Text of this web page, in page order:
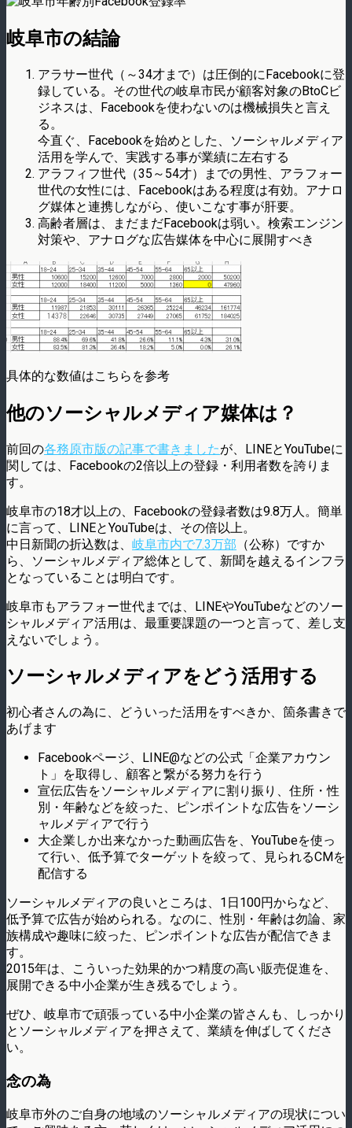
岐阜市の結論
アラサー世代（～34才まで）は圧倒的にFacebookに登
録している。その世代の岐阜市民が顧客対象のBtoCビ
ジネスは、Facebookを使わないのは機械損失と言え
る。
今直ぐ、Facebookを始めとした、ソーシャルメディア
活用を学んで、実践する事が業績に左右する
アラフィフ世代（35～54才）までの男性、アラフォー
世代の女性には、Facebookはある程度は有効。アナロ
グ媒体と連携しながら、使いこなす事が肝要。
高齢者層は、まだまだFacebookは弱い。検索エンジン
対策や、アナログな広告媒体を中心に展開すべき
具体的な数値はこちらを参考
他のソーシャルメディア媒体は？
前回の各務原市版の記事で書きましたが、LINEとYouTubeに
関しては、Facebookの2倍以上の登録・利用者数を誇りま
す。
岐阜市の18才以上の、Facebookの登録者数は9.8万人。簡単
に言って、LINEとYouTubeは、その倍以上。
中日新聞の折込数は、 岐阜市内で7.3万部 （公称）ですか
ら、ソーシャルメディア総体として、新聞を越えるインフラ
となっていることは明白です。
岐阜市もアラフォー世代までは、LINEやYouTubeなどのソー
シャルメディア活用は、最重要課題の一つと言って、差し支
えないでしょう。
ソーシャルメディアをどう活用する
初心者さんの為に、どういった活用をすべきか、箇条書きで
あげます
Facebookページ、LINE@などの公式「企業アカウン
ト」を取得し、顧客と繋がる努力を行う
宣伝広告をソーシャルメディアに割り振り、住所・性
別・年齢などを絞った、ピンポイントな広告をソーシ
ャルメディアで行う
大企業しか出来なかった動画広告を、YouTubeを使っ
て行い、低予算でターゲットを絞って、見られるCMを
配信する
ソーシャルメディアの良いところは、1日100円からなど、
低予算で広告が始められる。なのに、性別・年齢は勿論、家
族構成や趣味に絞った、ピンポイントな広告が配信できま
す。
2015年は、こういった効果的かつ精度の高い販売促進を、
展開できる中小企業が生き残るでしょう。
ぜひ、岐阜市で頑張っている中小企業の皆さんも、しっかり
とソーシャルメディアを押さえて、業績を伸ばしてくださ
い。
念の為
岐阜市外のご自身の地域のソーシャルメディアの現状につい